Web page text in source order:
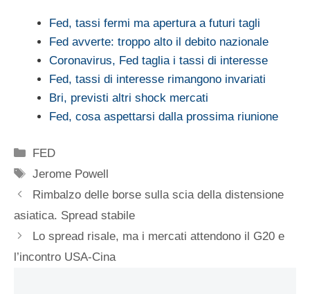
Fed, tassi fermi ma apertura a futuri tagli
Fed avverte: troppo alto il debito nazionale
Coronavirus, Fed taglia i tassi di interesse
Fed, tassi di interesse rimangono invariati
Bri, previsti altri shock mercati
Fed, cosa aspettarsi dalla prossima riunione
Categorie
FED
Tag
Jerome Powell
Rimbalzo delle borse sulla scia della distensione
asiatica. Spread stabile
Lo spread risale, ma i mercati attendono il G20 e
l’incontro USA-Cina